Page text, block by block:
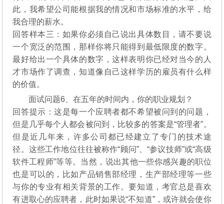
此，我希望公司能根据我的情况和市场标准的水平，给
我合理的薪水。
回答样本三：如果你必须自己说出具体数目，请不要说
一个宽泛的范围，那样你将只能得到最低限度的数字。
最好给出一个具体的数字，这样表明你已经对当今的人
才市场作了调查，知道像自己这样学历的雇员有什么样
的价值。
面试问题6、在五年的时间内，你的职业规划？
回答提示：这是每一个应聘者都不希望被问到的问题，
但是几乎每个人都会被问到，比较多的答案是“管理者”。
但是近几年来，许多公司都已经建立了专门的技术途
径。这些工作地位往往被称作“顾问”、“参议技师”或“高级
软件工程师”等等。当然，说出其他一些你感兴趣的职位
也是可以的，比如产品销售部经理，生产部经理等一些
与你的专业有相关背景的工作。要知道，考官总是喜欢
有进取心的应聘者，此时如果说“不知道”，或许就会使你